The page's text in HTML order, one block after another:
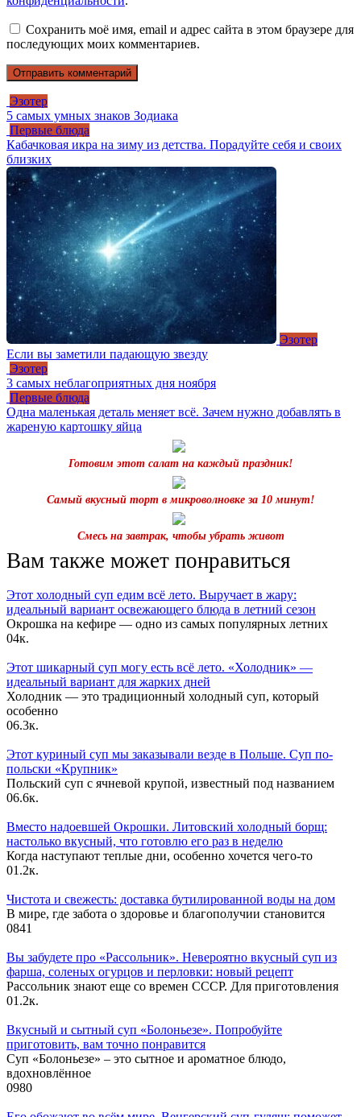
Сохранить моё имя, email и адрес сайта в этом браузере для
последующих моих комментариев.
Эзотер
5 самых умных знаков Зодиака
Первые блюда
Кабачковая икра на зиму из детства. Порадуйте себя и своих
близких
Эзотер
Если вы заметили падающую звезду
Эзотер
3 самых неблагоприятных дня ноября
Первые блюда
Одна маленькая деталь меняет всё. Зачем нужно добавлять в
жареную картошку яйца
Готовим этот салат на каждый праздник!
Самый вкусный торт в микроволновке за 10 минут!
Смесь на завтрак, чтобы убрать живот
Вам также может понравиться
Этот холодный суп едим всё лето. Выручает в жару:
идеальный вариант освежающего блюда в летний сезон
Окрошка на кефире — одно из самых популярных летних
04к.
Этот шикарный суп могу есть всё лето. «Холодник» —
идеальный вариант для жарких дней
Холодник — это традиционный холодный суп, который
особенно
06.3к.
Этот куриный суп мы заказывали везде в Польше. Суп по-
польски «Крупник»
Польский суп с ячневой крупой, известный под названием
06.6к.
Вместо надоевшей Окрошки. Литовский холодный борщ:
настолько вкусный, что готовлю его раз в неделю
Когда наступают теплые дни, особенно хочется чего-то
01.2к.
Чистота и свежесть: доставка бутилированной воды на дом
В мире, где забота о здоровье и благополучии становится
0841
Вы забудете про «Рассольник». Невероятно вкусный суп из
фарша, соленых огурцов и перловки: новый рецепт
Рассольник знают еще со времен СССР. Для приготовления
01.2к.
Вкусный и сытный cуп «Болоньезе». Попробуйте
приготовить, вам точно понравится
Суп «Болоньезе» – это сытное и ароматное блюдо,
вдохновлённое
0980